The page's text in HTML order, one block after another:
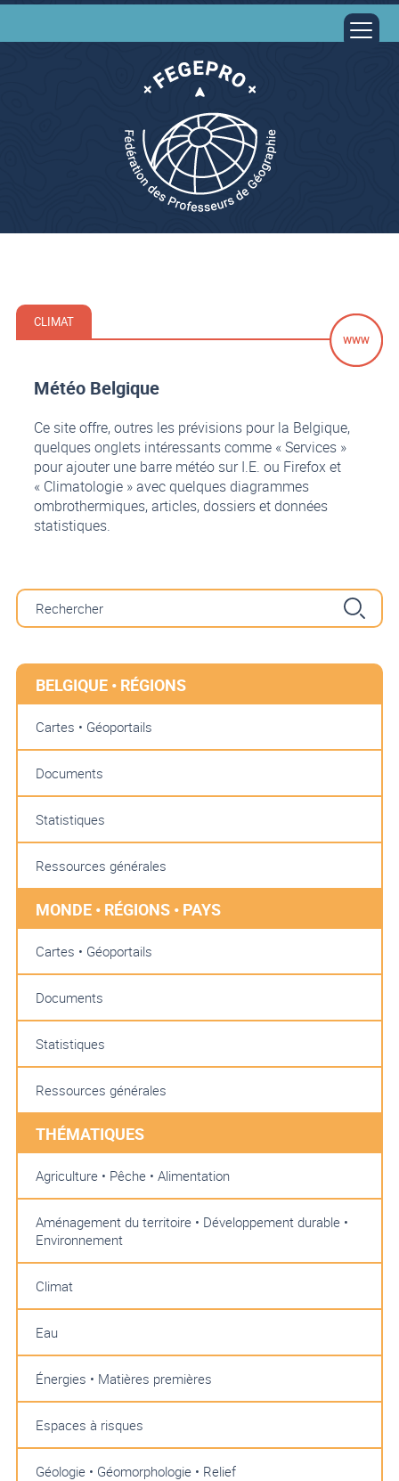
CLIMAT
Météo Belgique
Ce site offre, outres les prévisions pour la Belgique,
quelques onglets intéressants comme « Services »
pour ajouter une barre météo sur I.E. ou Firefox et
« Climatologie » avec quelques diagrammes
ombrothermiques, articles, dossiers et données
statistiques.
BELGIQUE • RÉGIONS
Cartes • Géoportails
Documents
Statistiques
Ressources générales
MONDE • RÉGIONS • PAYS
Cartes • Géoportails
Documents
Statistiques
Ressources générales
THÉMATIQUES
Agriculture • Pêche • Alimentation
Aménagement du territoire • Développement durable •
Environnement
Climat
Eau
Énergies • Matières premières
Espaces à risques
Géologie • Géomorphologie • Relief